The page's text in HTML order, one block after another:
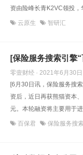
资由险峰长青K2VC领投
云原生 智研汇
[保险服务搜索引擎
零壹财经 · 2021年6月30日
[6月30日讯，保险服务搜
资后，近日再获熊猫资本
元。本轮融资将主要用于
百保君 保险服务搜